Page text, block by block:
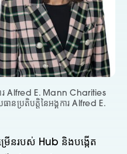
Alfred E. Mann Charities
ប្រតិបត្តិ​នៃ​អង្គការ Alfred E.
ើនរបស់ Hub និងបង្កើត